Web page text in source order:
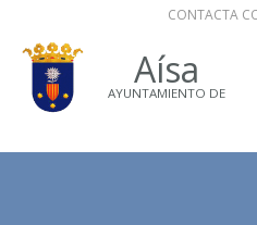
CONTACTA
Aísa
AYUNTAMIENTO DE